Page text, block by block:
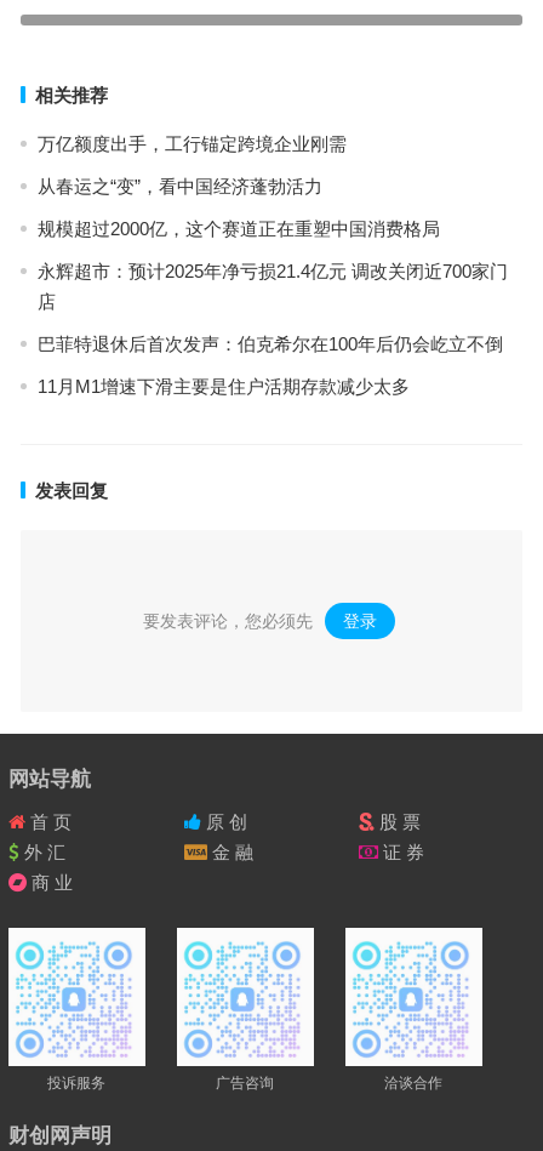
相关推荐
万亿额度出手，工行锚定跨境企业刚需
从春运之“变”，看中国经济蓬勃活力
规模超过2000亿，这个赛道正在重塑中国消费格局
永辉超市：预计2025年净亏损21.4亿元 调改关闭近700家门
店
巴菲特退休后首次发声：伯克希尔在100年后仍会屹立不倒
11月M1增速下滑主要是住户活期存款减少太多
发表回复
要发表评论，您必须先 登录 。
网站导航
首 页 原 创
股 票
外 汇
金 融
证 券
商 业
投诉服务 广告咨询 洽谈合作
财创网声明